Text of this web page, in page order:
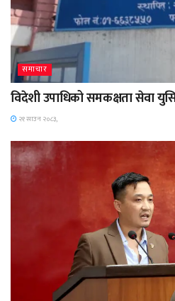
समाचार
विदेशी उपाधिको समकक्षता सेवा
२१ साउन २०८३,